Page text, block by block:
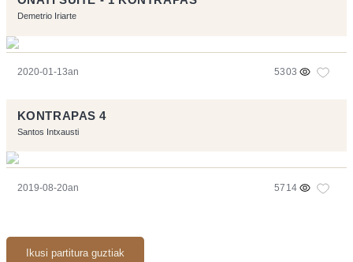
Demetrio Iriarte
2020-01-13an 5303
KONTRAPAS 4
Santos Intxausti
2019-08-20an 5714
Ikusi partitura guztiak